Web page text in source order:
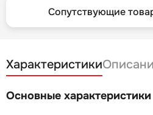
Сопутствующие
Характеристики
Основные характеристики